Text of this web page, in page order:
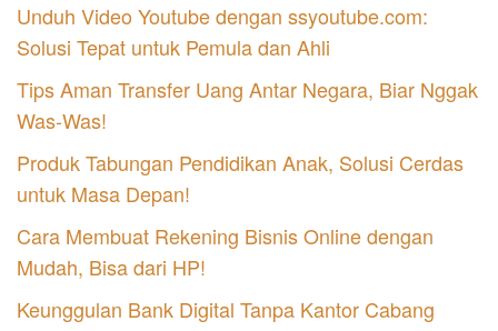
Unduh Video Youtube dengan ssyoutube.com:
Solusi Tepat untuk Pemula dan Ahli
Tips Aman Transfer Uang Antar Negara, Biar Nggak
Was-Was!
Produk Tabungan Pendidikan Anak, Solusi Cerdas
untuk Masa Depan!
Cara Membuat Rekening Bisnis Online dengan
Mudah, Bisa dari HP!
Keunggulan Bank Digital Tanpa Kantor Cabang